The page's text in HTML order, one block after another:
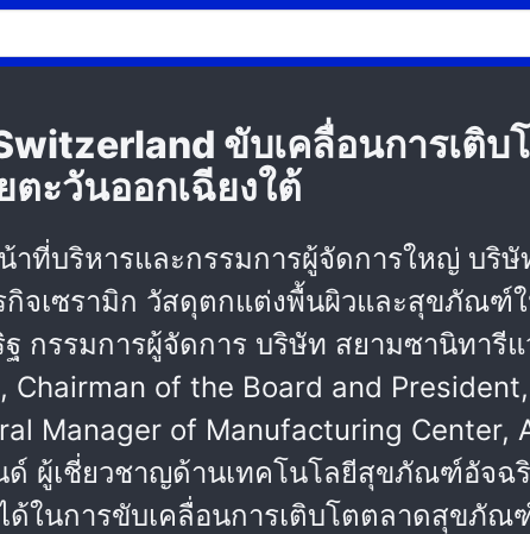
ขับเคลื่อนการเติ
ตะวันออกเฉียงใต้
าที่บริหารและกรรมการผู้จัดการใหญ่ บริ
กิจเซรามิก วัสดุตกแต่งพื้นผิวและสุขภัณ
กรรมการผู้จัดการ บริษัท สยามซานิทารี
Chairman of the Board and
Manager of Manufacturing Center,
ด์ ผู้เชี่ยวชาญด้านเทคโนโลยีสุขภัณฑ์อัจฉ
ด้ในการขับเคลื่อนการเติบโตตลาดสุขภัณ